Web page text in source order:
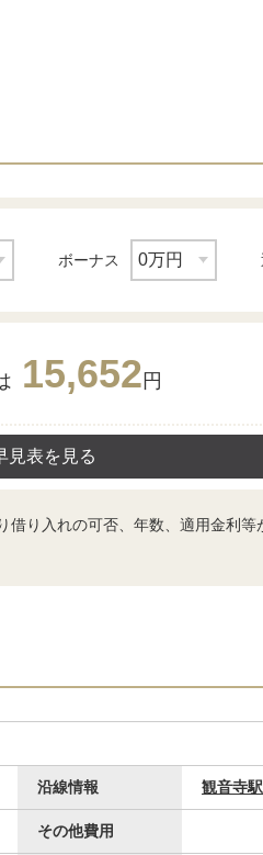
ボーナス
15,652 円
見表を見る
り入れの可否、年数、適用金利等
沿線情報 観音寺駅
その他費用